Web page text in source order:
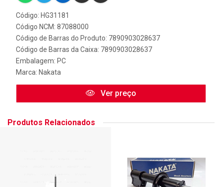
Código: HG31181
Código NCM: 87088000
Código de Barras do Produto: 7890903028637
Código de Barras da Caixa: 7890903028637
Embalagem: PC
Marca: Nakata
Ver preço
Produtos Relacionados